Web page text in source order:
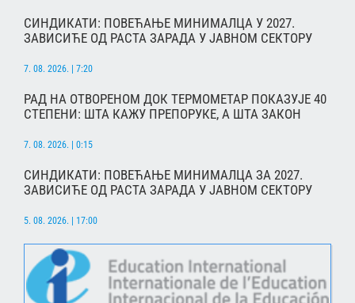
СИНДИКАТИ: ПОВЕЋАЊЕ МИНИМАЛЦА У 2027.
ЗАВИСИЋЕ ОД РАСТА ЗАРАДА У ЈАВНОМ СЕКТОРУ
7. 08. 2026. | 7:20
РАД НА ОТВОРЕНОМ ДОК ТЕРМОМЕТАР ПОКАЗУЈЕ 40
СТЕПЕНИ: ШТА КАЖУ ПРЕПОРУКЕ, А ШТА ЗАКОН
7. 08. 2026. | 0:15
СИНДИКАТИ: ПОВЕЋАЊЕ МИНИМАЛЦА ЗА 2027.
ЗАВИСИЋЕ ОД РАСТА ЗАРАДА У ЈАВНОМ СЕКТОРУ
5. 08. 2026. | 17:00